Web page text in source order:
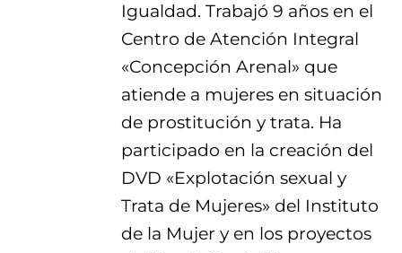
Igualdad. Trabajó 9 años en el
Centro de Atención Integral
«Concepción Arenal» que
atiende a mujeres en situación
de prostitución y trata. Ha
participado en la creación del
DVD «Explotación sexual y
Trata de Mujeres» del Instituto
de la Mujer y en los proyectos